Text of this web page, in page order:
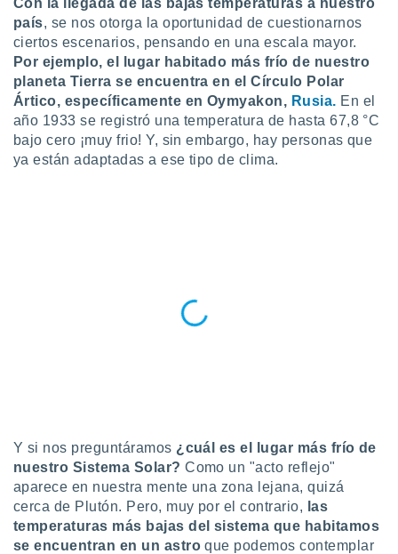
en
más
nuestra
y
de que
sean
Con la llegada de las bajas temperaturas a nuestro
país, se nos otorga la oportunidad de cuestionarnos
ciertos escenarios, pensando en una escala mayor.
Por ejemplo, el lugar habitado más frío de nuestro
planeta Tierra se encuentra en el Círculo Polar
Ártico, específicamente en Oymyakon, Rusia. En el
año 1933 se registró una temperatura de hasta 67,8 °C
bajo cero ¡muy frio! Y, sin embargo, hay personas que
ya están adaptadas a ese tipo de clima.
Y si nos preguntáramos ¿cuál es el lugar más frío de
nuestro Sistema Solar? Como un "acto reflejo"
aparece en nuestra mente una zona lejana, quizá
cerca de Plutón. Pero, muy por el contrario, las
temperaturas más bajas del sistema que habitamos
se encuentran en un astro que podemos contemplar